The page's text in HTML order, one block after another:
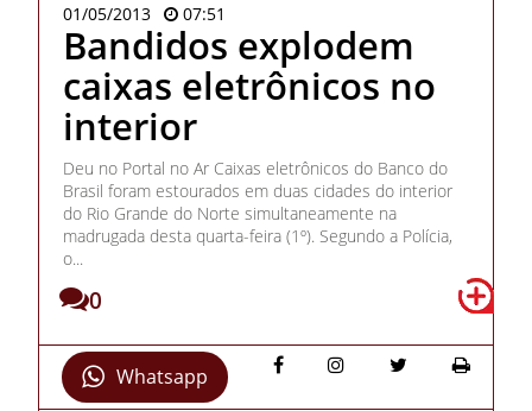
01/05/2013 07:51
Bandidos explodem
caixas eletrônicos no
interior
Deu no Portal no Ar Caixas eletrônicos do Banco do
Brasil foram estourados em duas cidades do interior
do Rio Grande do Norte simultaneamente na
madrugada desta quarta-feira (1º). Segundo a Polícia,
o...
0
Whatsapp